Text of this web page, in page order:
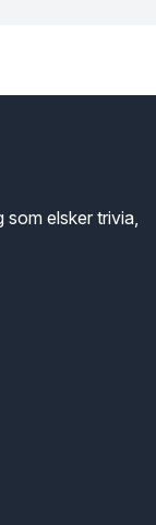
som elsker trivia,